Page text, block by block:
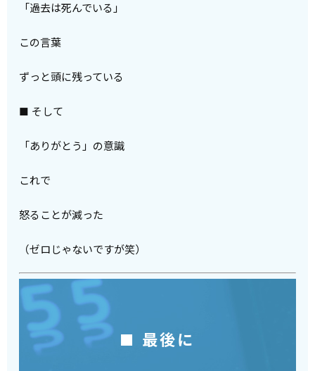
「過去は死んでいる」
この言葉
ずっと頭に残っている
■ そして
「ありがとう」の意識
これで
怒ることが減った
（ゼロじゃないですが笑）
■ 最後に